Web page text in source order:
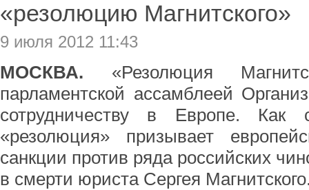
«резолюцию Магнитского»
9 июля 2012 11:43
МОСКВА. «Резолюция
парламентской ассамблеей
сотрудничеству в Европе. Как
«резолюция» призывает
санкции против ряда российских
в смерти юриста Сергея